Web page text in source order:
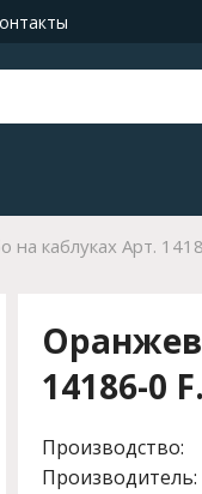
каблуках Арт.
14186-0
Производство:
Производитель: